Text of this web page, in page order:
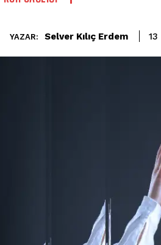
YAZAR: Selver Kılıç Erdem